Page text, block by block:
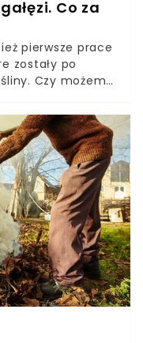
Co za
pierwsze prace
zostały po
Czy możemy
paliliśmy liście,
się w
Długo
roślin było
Kiedy